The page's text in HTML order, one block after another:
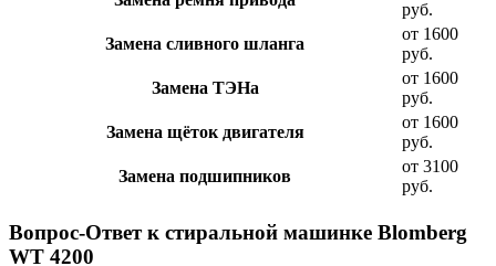
руб.
Замена сливного шланга
от 1600
руб.
Замена ТЭНа
от 1600
руб.
Замена щёток двигателя
от 1600
руб.
Замена подшипников
от 3100
руб.
Вопрос-Ответ к стиральной машинке Blomberg
WT 4200